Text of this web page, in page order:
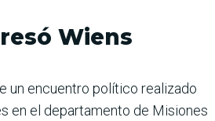
Wiens
un encuentro político realizado
en el departamento de Misiones